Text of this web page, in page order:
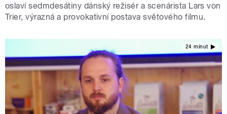
oslaví sedmdesátiny dánský režisér a scenárista Lars von
Trier, výrazná a provokativní postava světového filmu.
24 minut